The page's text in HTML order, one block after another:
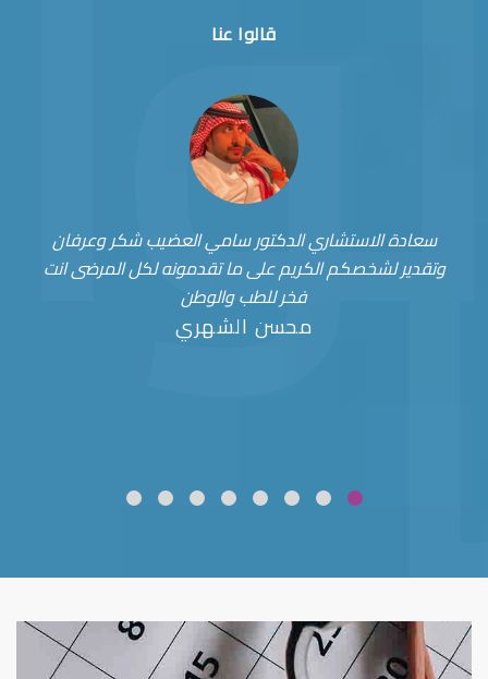
قالوا عنا
سعادة الاستشاري الدكتور سامي العضيب شكر وعرفان
وتقدير لشخصكم الكريم على ما تقدمونه لكل المرضى انت
فخر للطب والوطن
محسن الشهري